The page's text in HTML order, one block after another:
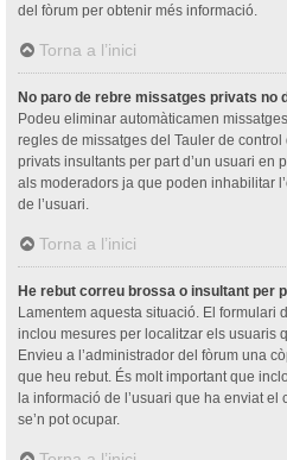
del fòrum per obtenir més informació.
Torna a l’inici
No paro de rebre missatges privats no
Podeu eliminar automàticamen
regles de missatges del Tauler de
privats insultants per part d’un usuari en
als moderadors ja que poden inhabilitar
de l’usuari.
Torna a l’inici
He rebut correu brossa o insultant per
Lamentem aquesta situació. El formulari
inclou mesures per localitzar els usuaris
Envieu a l’administrador del fòrum una
que heu rebut. És molt important que
la informació de l’usuari que ha enviat el
se’n pot ocupar.